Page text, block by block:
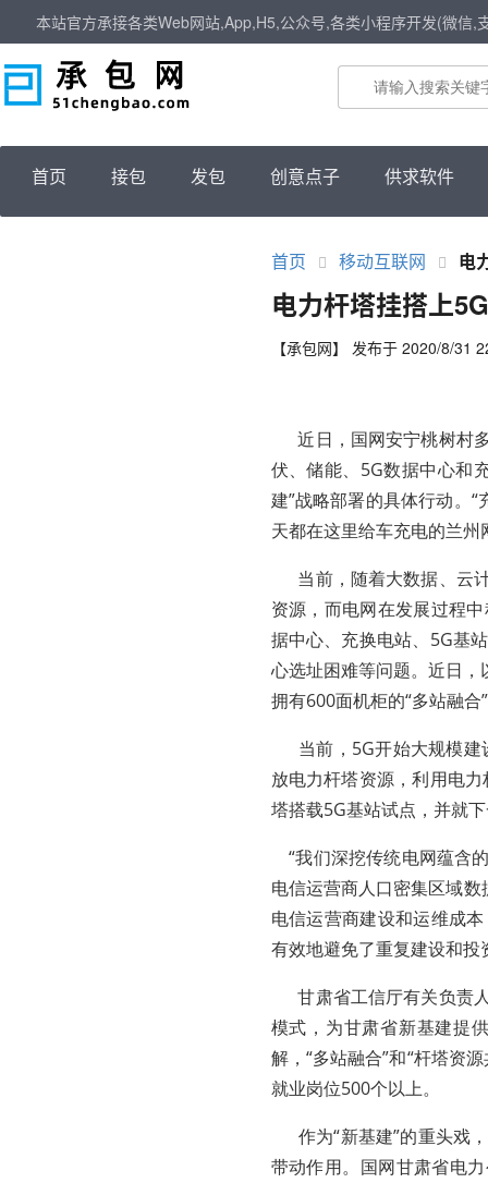
本站官方承接各类Web网站,App,H5,公众号,各类小程序开发(微信,
首页 接包 发包 创意点子 供求软件
首页 移动互联网 电
电力杆塔挂搭上
【承包网】 发布于 2020/8/31
近日，国网安宁桃树村
伏、储能、5G数据中心和
建”战略部署的具体行动。
天都在这里给车充电的兰
当前，随着大数据、云
资源，而电网在发展过程
据中心、充换电站、5G基
心选址困难等问题。近日
拥有600面机柜的“多站融
当前，5G开始大规模建
放电力杆塔资源，利用电
塔搭载5G基站试点，并就
“我们深挖传统电网蕴含
电信运营商人口密集区域数
电信运营商建设和运维成
有效地避免了重复建设和投
甘肃省工信厅有关负责
模式，为甘肃省新基建提
解，“多站融合”和“杆塔资
就业岗位500个以上。
作为“新基建”的重头戏
带动作用。国网甘肃省电